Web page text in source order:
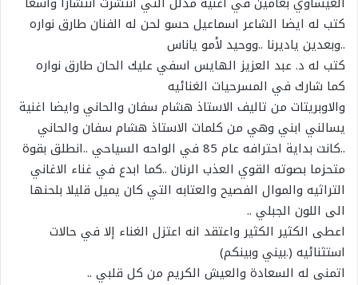
كتب له ايضا الشاعر اسماعيل حسو لحن له الفنان طارق نواره
..وبعدين ياديرنا ..ووحيد لأمو ياناس
كتب له د. عبد العزيز الهايس اسفي عليك الحان طارق نواره
كما شارك في المسرحيات الغنائيه
والاوبريتات من تاليف الاستاذ هشام سفان والحاني وايضا اغنية
يسالني ابني وهي من كلمات الاستاذ هشام سفان والحاني
..كانت بداية احترافه عام 85 في الواحه السياحي ..انطلق بقوة
متحزما بصوته القوي العذب الرنان ..كما ابدع في غناء الاغاني
التراثيه والموال الفصيح والعتابه التي كان يميل قليلا بلحنها
الى اللون الجبلي ..
اعطى الكثير الكثير واعتقد انه اعتزل الغناء إلا في حالات
استثنائيه (.بيني وبينكم)
اتمنى له السعادة والعيش الكريم من كل قلبي ..